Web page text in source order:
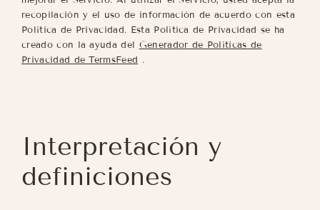
recopilación y el uso de información de acuerdo con esta
Política de Privacidad. Esta Política de Privacidad se ha
creado con la ayuda del Generador de Políticas de
Privacidad de TermsFeed .
Interpretación y
definiciones